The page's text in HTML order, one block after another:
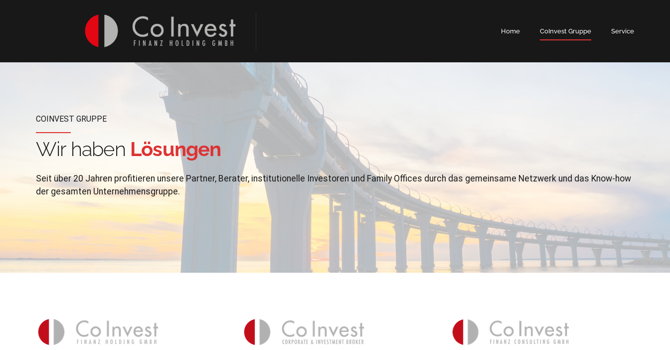
Home CoInvest Gruppe Service
COINVEST GRUPPE
Wir haben Lösungen
Seit über 20 Jahren prof­i­tieren unsere Part­ner, Berater, insti­tu­tionelle Inve­storen und Fam­i­ly Offices durch das gemein­same Net­zw­erk und das Know-how
der gesamten Unternehmensgruppe.